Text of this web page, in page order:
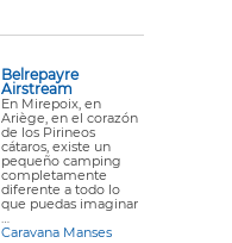
Belrepayre
Airstream
En Mirepoix, en
Ariège, en el corazón
de los Pirineos
cátaros, existe un
pequeño camping
completamente
diferente a todo lo
que puedas imaginar
…
Caravana Manses